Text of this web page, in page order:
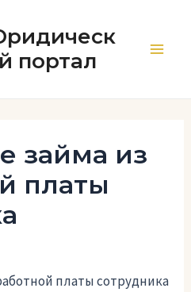
портал
займа из
платы
платы сотрудника